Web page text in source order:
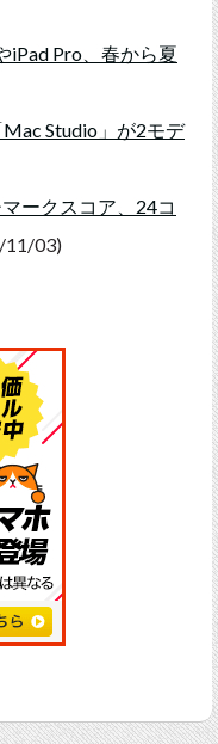
Pro、春から夏
Studio」が2モデ
ークスコア、24コ
11/03)